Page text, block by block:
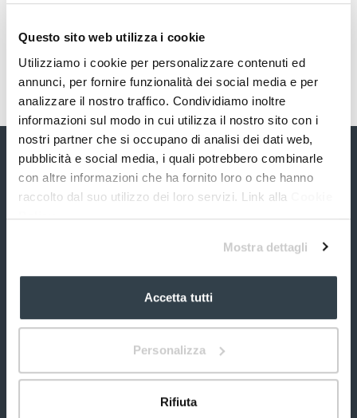
Questo sito web utilizza i cookie
Utilizziamo i cookie per personalizzare contenuti ed
annunci, per fornire funzionalità dei social media e per
analizzare il nostro traffico. Condividiamo inoltre
informazioni sul modo in cui utilizza il nostro sito con i
nostri partner che si occupano di analisi dei dati web,
pubblicità e social media, i quali potrebbero combinarle
con altre informazioni che ha fornito loro o che hanno
raccolto dal suo utilizzo dei loro servizi. Link alla
Policy
Mostra dettagli
Accetta tutti
Personalizza
Rifiuta
S&R Farmaceutici S.p.A.
06083 Bastia Umbra